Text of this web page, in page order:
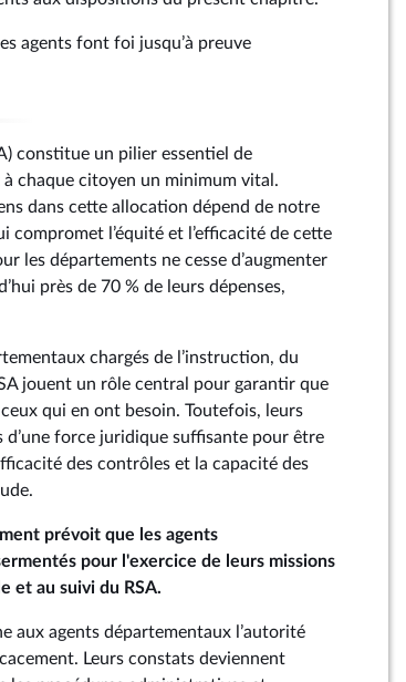
agents font foi jusqu’à preuve
constitue un pilier essentiel de
chaque citoyen un minimum vital.
dans cette allocation dépend de notre
compromet l’équité et l’efficacité de cette
les départements ne cesse d’augmenter
près de 70 % de leurs dépenses,
chargés de l’instruction, du
jouent un rôle central pour garantir que
qui en ont besoin. Toutefois, leurs
force juridique suffisante pour être
des contrôles et la capacité des
prévoit que les agents
pour l'exercice de leurs missions
et au suivi du RSA.
aux agents départementaux l’autorité
Leurs constats deviennent